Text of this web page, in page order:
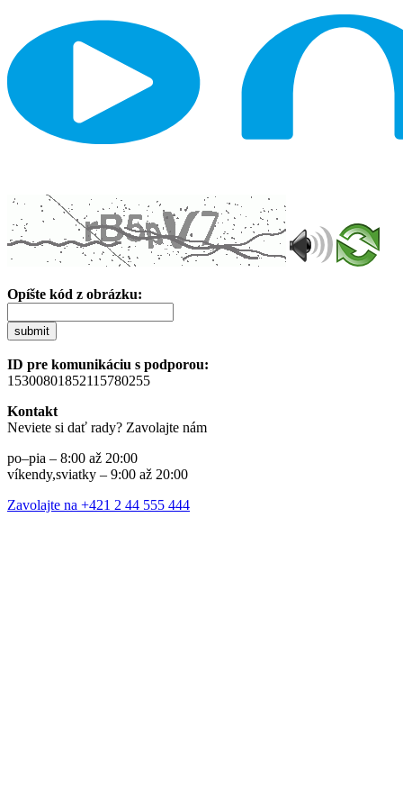
Opíšte kód z obrázku:
submit
ID pre komunikáciu s podporou:
15300801852115780255
Kontakt
Neviete si dať rady? Zavolajte nám
po–pia – 8:00 až 20:00
víkendy,sviatky – 9:00 až 20:00
Zavolajte na +421 2 44 555 444